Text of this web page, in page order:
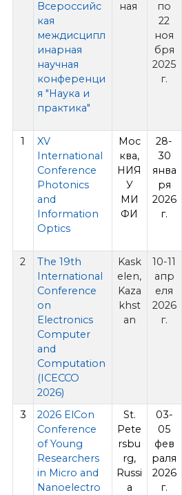
Всероссийс
кая
междисципл
инарная
научная
конференци
я "Наука и
практика"
ная
по
22
ноя
бря
2025
г.
1
XV
International
Conference
Photonics
and
Information
Optics
Мос
ква,
НИЯ
У
МИ
ФИ
28-
30
янва
ря
2026
г.
2
The 19th
International
Conference
on
Electronics
Computer
and
Computation
(ICECCO
2026)
Kask
elen,
Kaza
khst
an
10-11
апр
еля
2026
г.
3
2026 ElCon
Conference
of Young
Researchers
in Micro and
Nanoelectro
St.
Pete
rsbu
rg,
Russi
a
03-
05
фев
раля
2026
г.